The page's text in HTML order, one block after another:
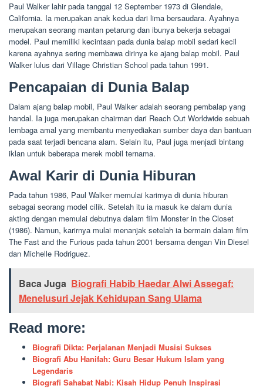
Paul Walker lahir pada tanggal 12 September 1973 di Glendale,
California. Ia merupakan anak kedua dari lima bersaudara. Ayahnya
merupakan seorang mantan petarung dan ibunya bekerja sebagai
model. Paul memiliki kecintaan pada dunia balap mobil sedari kecil
karena ayahnya sering membawa dirinya ke ajang balap mobil. Paul
Walker lulus dari Village Christian School pada tahun 1991.
Pencapaian di Dunia Balap
Dalam ajang balap mobil, Paul Walker adalah seorang pembalap yang
handal. Ia juga merupakan chairman dari Reach Out Worldwide sebuah
lembaga amal yang membantu menyediakan sumber daya dan bantuan
pada saat terjadi bencana alam. Selain itu, Paul juga menjadi bintang
iklan untuk beberapa merek mobil ternama.
Awal Karir di Dunia Hiburan
Pada tahun 1986, Paul Walker memulai karirnya di dunia hiburan
sebagai seorang model cilik. Setelah itu ia masuk ke dalam dunia
akting dengan memulai debutnya dalam film Monster in the Closet
(1986). Namun, karirnya mulai menanjak setelah ia bermain dalam film
The Fast and the Furious pada tahun 2001 bersama dengan Vin Diesel
dan Michelle Rodriguez.
Baca Juga Biografi Habib Haedar Alwi Assegaf:
Menelusuri Jejak Kehidupan Sang Ulama
Read more:
Biografi Dikta: Perjalanan Menjadi Musisi Sukses
Biografi Abu Hanifah: Guru Besar Hukum Islam yang
Legendaris
Biografi Sahabat Nabi: Kisah Hidup Penuh Inspirasi